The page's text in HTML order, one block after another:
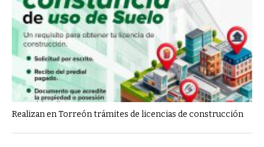
Realizan en Torreón trámites de licencias de construcción